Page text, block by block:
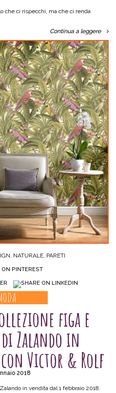
che ci rispecchi, ma che ci renda
Continua a leggere
, NATURALE, PARETI
figa e
Zalando in
Victor & Rolf
2018
in vendita dal 1 febbraio 2018.